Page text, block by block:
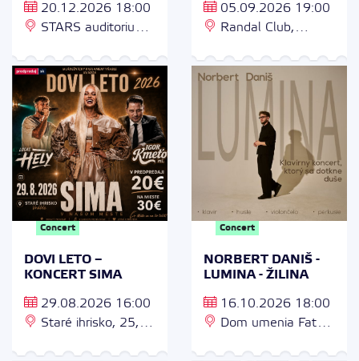
20.12.2026 18:00
STARS auditorium,
Bratislava, Parkovanie
VIVO 3 hodiny zdarma
05.09.2026 19:00
Randal Club,
Bratislava
Concert
DOVI LETO –
KONCERT SIMA
29.08.2026 16:00
Staré ihrisko, 25,
Concert
NORBERT DANIŠ -
LUMINA - ŽILINA
16.10.2026 18:00
Dom umenia Fatra,